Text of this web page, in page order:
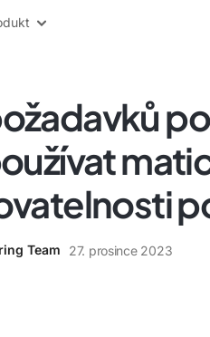
Team 27. prosince 2023